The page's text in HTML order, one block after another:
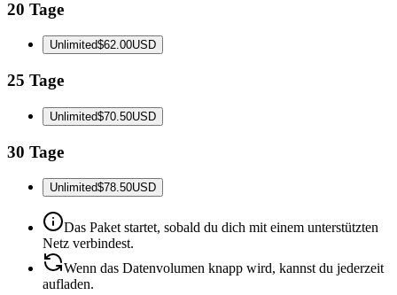
20 Tage
Unlimited$62.00USD
25 Tage
Unlimited$70.50USD
30 Tage
Unlimited$78.50USD
Das Paket startet, sobald du dich mit einem unterstützten
Netz verbindest.
Wenn das Datenvolumen knapp wird, kannst du jederzeit
aufladen.